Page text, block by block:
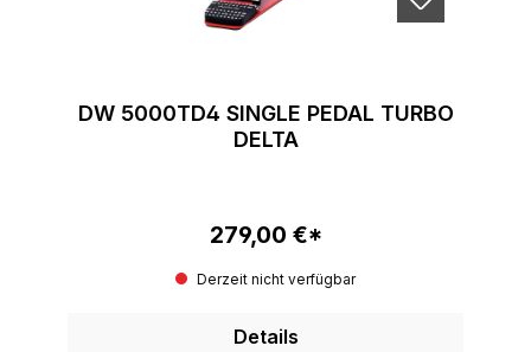
DW 5000TD4 SINGLE PEDAL TURBO
DELTA
Regulärer Preis:
279,00 €*
Derzeit nicht verfügbar
Details